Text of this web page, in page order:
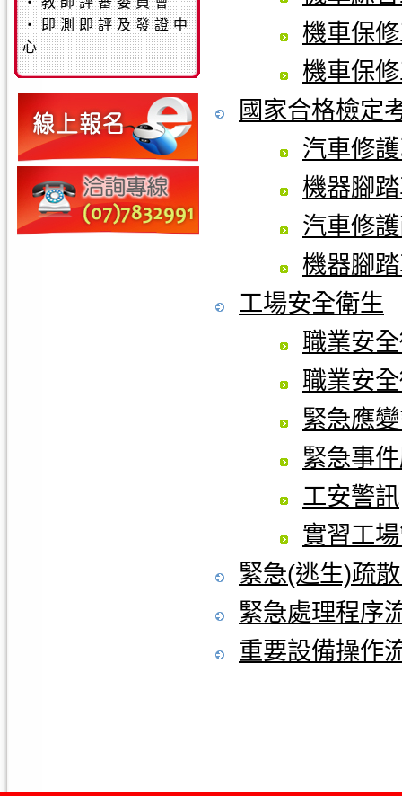
‧即測即評及發證中
心
機車保
機車保
國家合格檢定
汽車修
機器腳
汽車修
機器腳
工場安全衛生
職業安
職業安
緊急應
緊急事
工安警訊
實習工
緊急(逃生)疏
緊急處理程序
重要設備操作